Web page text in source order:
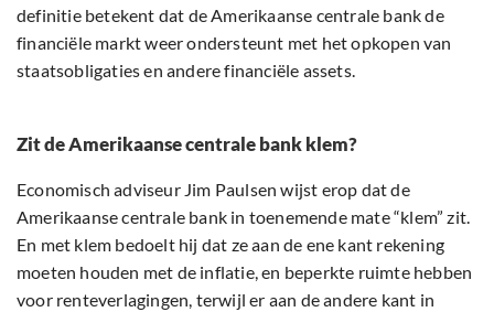
definitie betekent dat de Amerikaanse centrale bank de
financiële markt weer ondersteunt met het opkopen van
staatsobligaties en andere financiële assets.
Zit de Amerikaanse centrale bank klem?
Economisch adviseur Jim Paulsen wijst erop dat de
Amerikaanse centrale bank in toenemende mate “klem” zit.
En met klem bedoelt hij dat ze aan de ene kant rekening
moeten houden met de inflatie, en beperkte ruimte hebben
voor renteverlagingen, terwijl er aan de andere kant in